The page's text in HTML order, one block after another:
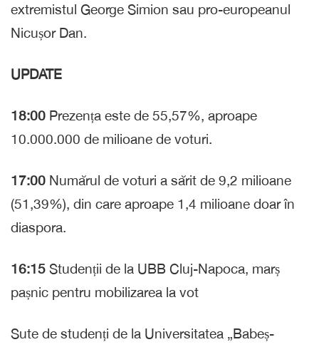
extremistul George Simion sau pro-europeanul
Nicușor Dan.
UPDATE
18:00 Prezența este de 55,57%, aproape
10.000.000 de milioane de voturi.
17:00 Numărul de voturi a sărit de 9,2 milioane
(51,39%), din care aproape 1,4 milioane doar în
diaspora.
16:15 Studenții de la UBB Cluj-Napoca, marș
pașnic pentru mobilizarea la vot
Sute de studenți de la Universitatea „Babeș-